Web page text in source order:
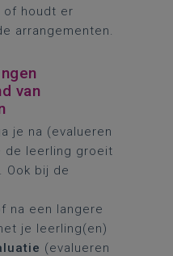
of houdt er
arrangementen.
van
je na (evalueren
de leerling groeit
Ook bij de
na een langere
je leerling(en)
(evalueren